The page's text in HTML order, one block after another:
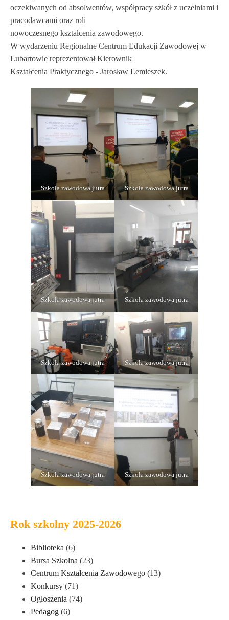
Rok szkolny 2025-2026
Biblioteka (6)
Bursa Szkolna (23)
Centrum Kształcenia Zawodowego (13)
Konkursy (71)
Ogłoszenia (74)
Pedagog (6)
oczekiwanych od absolwentów, współpracy szkół z uczelniami i
pracodawcami oraz roli
nowoczesnego kształcenia zawodowego.
W wydarzeniu Regionalne Centrum Edukacji Zawodowej w
Lubartowie reprezentował Kierownik
Kształcenia Praktycznego - Jarosław Lemieszek.
Szkoła zawodowa jutra Szkoła zawodowa jutra
Szkoła zawodowa jutra Szkoła zawodowa jutra
Szkoła zawodowa jutra Szkoła zawodowa jutra
Szkoła zawodowa jutra Szkoła zawodowa jutra